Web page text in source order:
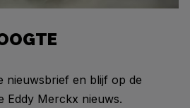
nieuwsbrief en blijf op de
Eddy Merckx nieuws.